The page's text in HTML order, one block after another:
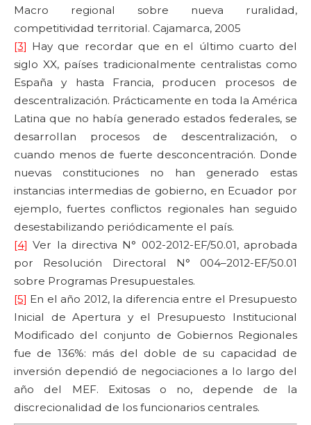
Macro regional sobre nueva ruralidad,
competitividad territorial. Cajamarca, 2005
[3] Hay que recordar que en el último cuarto del
siglo XX, países tradicionalmente centralistas como
España y hasta Francia, producen procesos de
descentralización. Prácticamente en toda la América
Latina que no había generado estados federales, se
desarrollan procesos de descentralización, o
cuando menos de fuerte desconcentración. Donde
nuevas constituciones no han generado estas
instancias intermedias de gobierno, en Ecuador por
ejemplo, fuertes conflictos regionales han seguido
desestabilizando periódicamente el país.
[4] Ver la directiva N° 002-2012-EF/50.01, aprobada
por Resolución Directoral N° 004–2012-EF/50.01
sobre Programas Presupuestales.
[5] En el año 2012, la diferencia entre el Presupuesto
Inicial de Apertura y el Presupuesto Institucional
Modificado del conjunto de Gobiernos Regionales
fue de 136%: más del doble de su capacidad de
inversión dependió de negociaciones a lo largo del
año del MEF. Exitosas o no, depende de la
discrecionalidad de los funcionarios centrales.